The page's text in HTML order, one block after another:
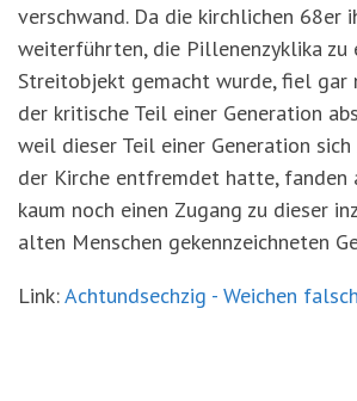
verschwand. Da die kirchlichen 68er
weiterführten, die Pillenenzyklika zu
Streitobjekt gemacht wurde, fiel gar
der kritische Teil einer Generation
weil dieser Teil einer Generation
der Kirche entfremdet hatte, fanden
kaum noch einen Zugang zu dieser
alten Menschen gekennzeichneten
Link:Achtundsechzig - Weichen